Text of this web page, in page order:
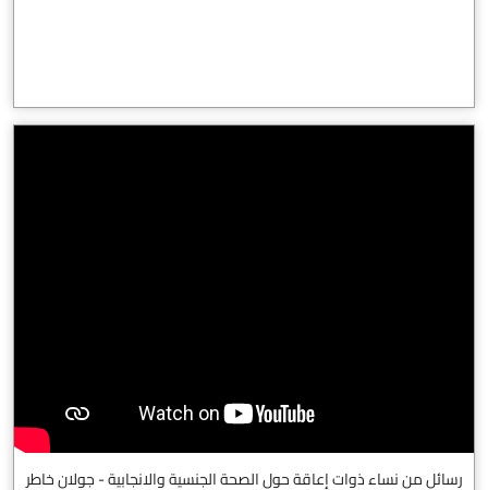
رسائل من نساء ذوات إعاقة حول الصحة الجنسية والانجابية - جولان خاطر